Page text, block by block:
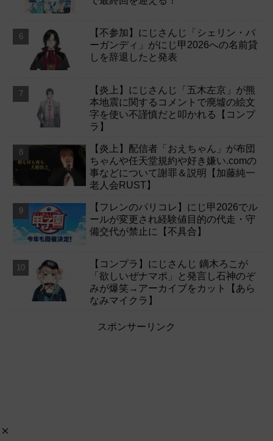
【不参加】にじさんじ「シェリン・バ
ーガンディ」がにじ甲2026への名前貸
しを辞退したと発表
【炎上】にじさんじ「五木左京」が熊
本地震に関するコメントで廃墟の絵文
字を使い不謹慎だと叩かれる【コンプ
ラ】
【炎上】配信者「おえちゃん」が布団
ちゃんや任天堂規約や好き嫌い.comの
事などについて謝罪＆説明【加藤純一
老人会RUST】
【フレンのパリコレ】にじ甲2026でル
ールが変更され経験値目的の代走・守
備交代が禁止に【不具合】
【コンプラ】にじさんじ 鏑木ろこが
「欲しいぜナマポ」と発言し石神のぞ
みが爆笑→アーカイブをカット【あら
なみマイクラ】
スポンサーリンク